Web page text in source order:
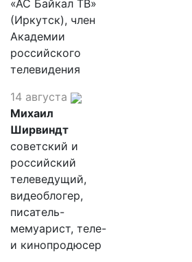
«АС Байкал ТВ»
(Иркутск), член
Академии
российского
телевидения
14 августа
Михаил
Ширвиндт
советский и
российский
телеведущий,
видеоблогер,
писатель-
мемуарист, теле-
и кинопродюсер